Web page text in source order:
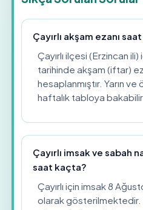
Çayırlı akşam ezanı
Çayırlı ilçesi (Erzincan
tarihinde akşam (iftar)
hesaplanmıştır. Yarın
haftalık tabloya
Çayırlı imsak ve sabah
saat kaçta?
Çayırlı için imsak 8
olarak gösterilmektedir.